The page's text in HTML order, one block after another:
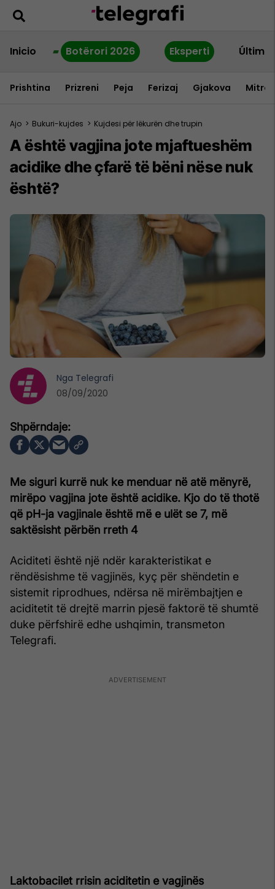
Inicio Botërori 2026 Eksperti
Prishtina Prizreni Peja Ferizaj Gjakova
Ajo > Bukuri-kujdes > Kujdesi për lëkurën dhe trupin
A është vagjina jote mjaftueshëm
acidike dhe çfarë të bëni nëse nuk
është?
Me siguri kurrë nuk ke menduar në atë mënyrë,
mirëpo vagjina jote është acidike. Kjo do të thotë
që pH-ja vagjinale është më e ulët se 7, më
saktësisht përbën rreth 4
Aciditeti është një ndër karakteristikat e
rëndësishme të vagjinës, kyç për shëndetin e
sistemit riprodhues, ndërsa në mirëmbajtjen e
aciditetit të drejtë marrin pjesë faktorë të shumtë
duke përfshirë edhe ushqimin, transmeton
Telegrafi.
Laktobacilet rrisin aciditetin e vagjinës
Nga Telegrafi
08/09/2020